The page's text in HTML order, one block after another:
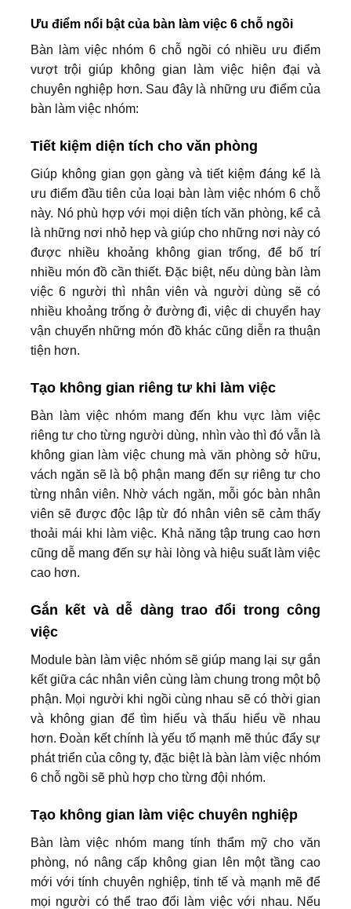
Ưu điểm nổi bật của bàn làm việc 6 chỗ ngồi
Bàn làm việc nhóm 6 chỗ ngồi có nhiều ưu điểm
vượt trội giúp không gian làm việc hiện đại và
chuyên nghiệp hơn. Sau đây là những ưu điểm của
bàn làm việc nhóm:
Tiết kiệm diện tích cho văn phòng
Giúp không gian gọn gàng và tiết kiệm đáng kể là
ưu điểm đầu tiên của loại bàn làm việc nhóm 6 chỗ
này. Nó phù hợp với mọi diện tích văn phòng, kể cả
là những nơi nhỏ hẹp và giúp cho những nơi này có
được nhiều khoảng không gian trống, để bố trí
nhiều món đồ cần thiết. Đặc biệt, nếu dùng bàn làm
việc 6 người thì nhân viên và người dùng sẽ có
nhiều khoảng trống ở đường đi, việc di chuyển hay
vận chuyển những món đồ khác cũng diễn ra thuận
tiện hơn.
Tạo không gian riêng tư khi làm việc
Bàn làm việc nhóm mang đến khu vực làm việc
riêng tư cho từng người dùng, nhìn vào thì đó vẫn là
không gian làm việc chung mà văn phòng sở hữu,
vách ngăn sẽ là bộ phận mang đến sự riêng tư cho
từng nhân viên. Nhờ vách ngăn, mỗi góc bàn nhân
viên sẽ được độc lập từ đó nhân viên sẽ cảm thấy
thoải mái khi làm việc. Khả năng tập trung cao hơn
cũng dễ mang đến sự hài lòng và hiệu suất làm việc
cao hơn.
Gắn kết và dễ dàng trao đổi trong công
việc
Module bàn làm việc nhóm sẽ giúp mang lại sự gắn
kết giữa các nhân viên cùng làm chung trong một bộ
phận. Mọi người khi ngồi cùng nhau sẽ có thời gian
và không gian để tìm hiểu và thấu hiểu về nhau
hơn. Đoàn kết chính là yếu tố mạnh mẽ thúc đẩy sự
phát triển của công ty, đặc biệt là bàn làm việc nhóm
6 chỗ ngồi sẽ phù hợp cho từng đội nhóm.
Tạo không gian làm việc chuyên nghiệp
Bàn làm việc nhóm mang tính thẩm mỹ cho văn
phòng, nó nâng cấp không gian lên một tầng cao
mới với tính chuyên nghiệp, tinh tế và mạnh mẽ để
mọi người có thể trao đổi làm việc với nhau. Nếu